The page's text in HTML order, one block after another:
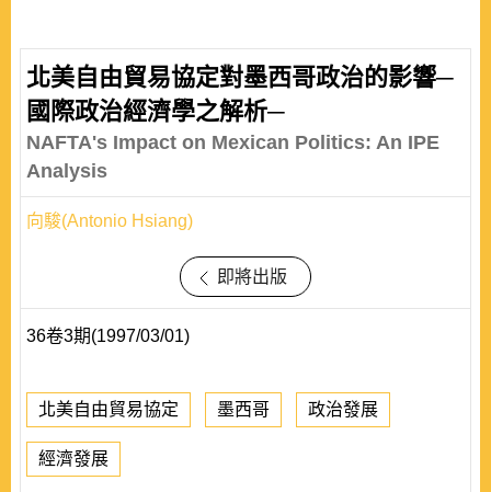
北美自由貿易協定對墨西哥政治的影響─
國際政治經濟學之解析─
NAFTA's Impact on Mexican Politics: An IPE
Analysis
向駿(Antonio Hsiang)
即將出版
36卷3期(1997/03/01)
北美自由貿易協定 墨西哥 政治發展
經濟發展